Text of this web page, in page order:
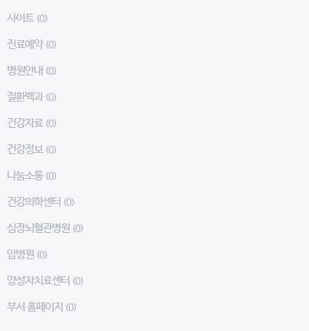
사이트 (0)
진료예약 (0)
병원안내 (0)
질환백과 (0)
건강자료 (0)
건강정보 (0)
나눔소통 (0)
건강의학센터 (0)
심장뇌혈관병원 (0)
암병원 (0)
양성자치료센터 (0)
부서 홈페이지 (0)